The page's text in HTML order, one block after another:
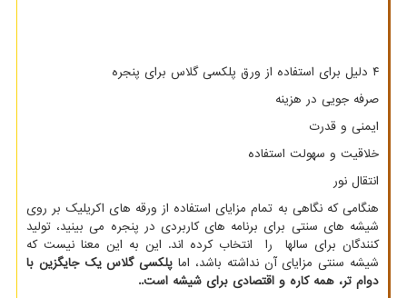
۴ دلیل برای استفاده از ورق پلکسی گلاس برای پنجره
صرفه جویی در هزینه
ایمنی و قدرت
خلاقیت و سهولت استفاده
انتقال نور
هنگامی که نگاهی به تمام مزایای استفاده از ورقه های اکریلیک بر روی
شیشه های سنتی برای برنامه های کاربردی در پنجره می بینید، تولید
کنندگان برای سالها را انتخاب کرده اند. این به این معنا نیست که
شیشه سنتی مزایای آن نداشته باشد، اما پلکسی گلاس یک جایگزین با
دوام تر، همه کاره و اقتصادی برای شیشه است..